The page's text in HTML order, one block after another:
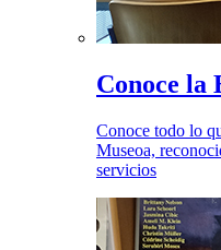
Conoce la
Conoce todo lo
Museoa,
servicios